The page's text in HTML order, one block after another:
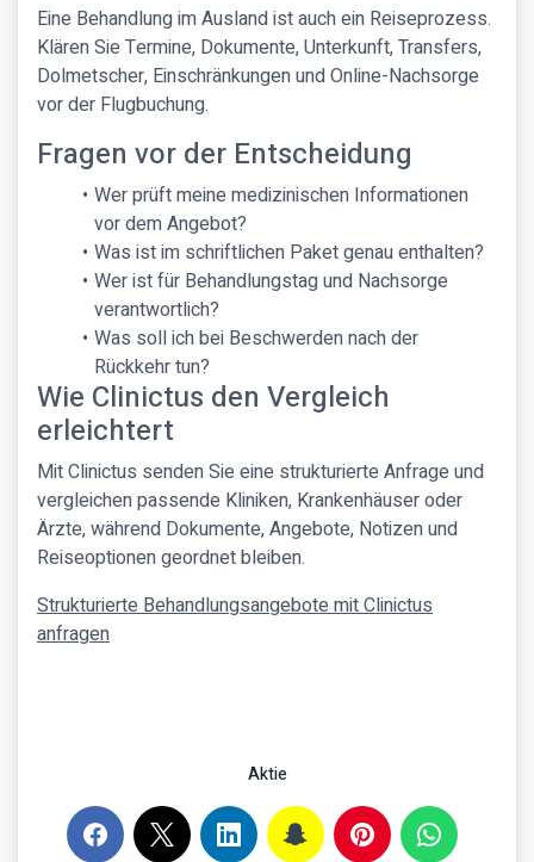
Eine Behandlung im Ausland ist auch ein Reiseprozess.
Klären Sie Termine, Dokumente, Unterkunft, Transfers,
Dolmetscher, Einschränkungen und Online-Nachsorge
vor der Flugbuchung.
Fragen vor der Entscheidung
Wer prüft meine medizinischen Informationen
vor dem Angebot?
Was ist im schriftlichen Paket genau enthalten?
Wer ist für Behandlungstag und Nachsorge
verantwortlich?
Was soll ich bei Beschwerden nach der
Rückkehr tun?
Wie Clinictus den Vergleich
erleichtert
Mit Clinictus senden Sie eine strukturierte Anfrage und
vergleichen passende Kliniken, Krankenhäuser oder
Ärzte, während Dokumente, Angebote, Notizen und
Reiseoptionen geordnet bleiben.
Strukturierte Behandlungsangebote mit Clinictus
anfragen
Aktie